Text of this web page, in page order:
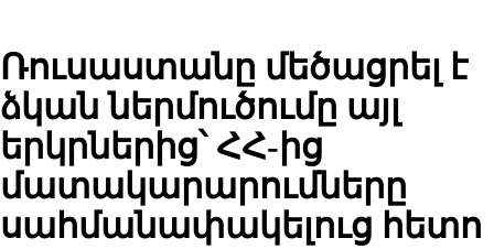
Ռուսաստանը մեծացրել է
ձկան ներմուծումը այլ
երկրներից՝ ՀՀ-ից
մատակարարումները
սահմանափակելուց հետո